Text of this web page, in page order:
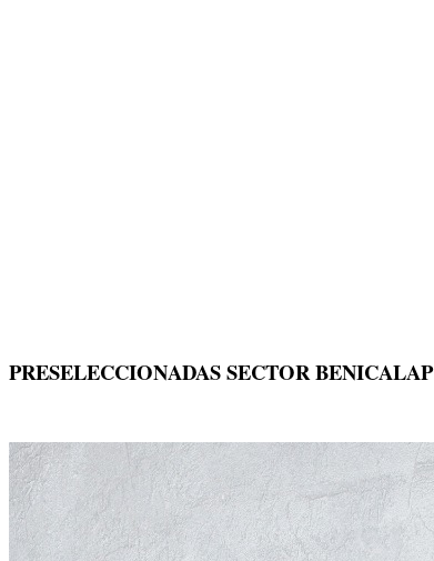
PRESELECCIONADAS SECTOR BENICALAP